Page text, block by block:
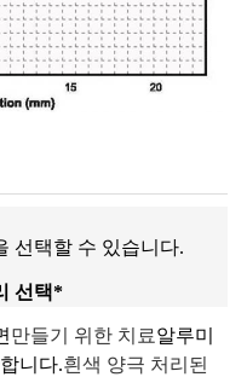
선택할 수 있습니다.
선택*
만들기 위한 치료알루미
니다.흰색 양극 처리된